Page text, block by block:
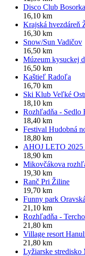
Disco Club Bosorka
16,10 km
Krajská hvezdáreň
16,30 km
Snow/Sun Vadičov
16,50 km
Múzeum kysuckej
16,50 km
Kaštieľ Radoľa
16,70 km
Ski Klub Veľké
18,10 km
Rozhľadňa - Sedlo
18,40 km
Festival Hudobná
18,80 km
AHOJ LETO 2025
18,90 km
Mikovčákova
19,30 km
Ranč Pri Žiline
19,70 km
Funny park
21,10 km
Rozhľadňa -
21,80 km
Village resort
21,80 km
Lyžiarske stredisko